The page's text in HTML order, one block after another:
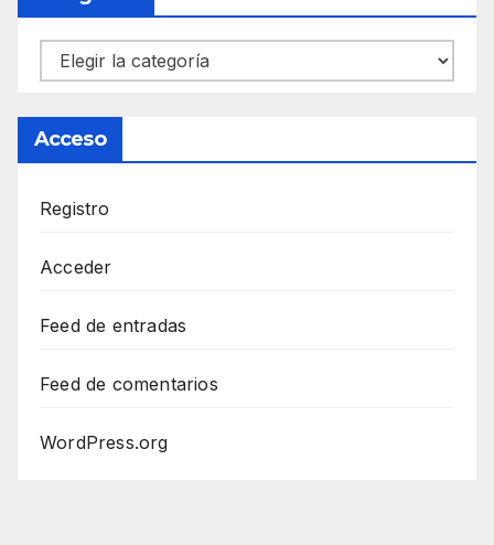
Categorías
Acceso
Registro
Acceder
Feed de entradas
Feed de comentarios
WordPress.org